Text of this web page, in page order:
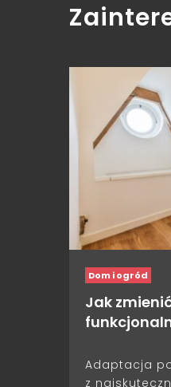
Dom i ogród
Jak
Adaptacja
z